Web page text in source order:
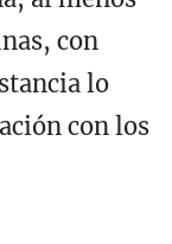
con
lo
con los